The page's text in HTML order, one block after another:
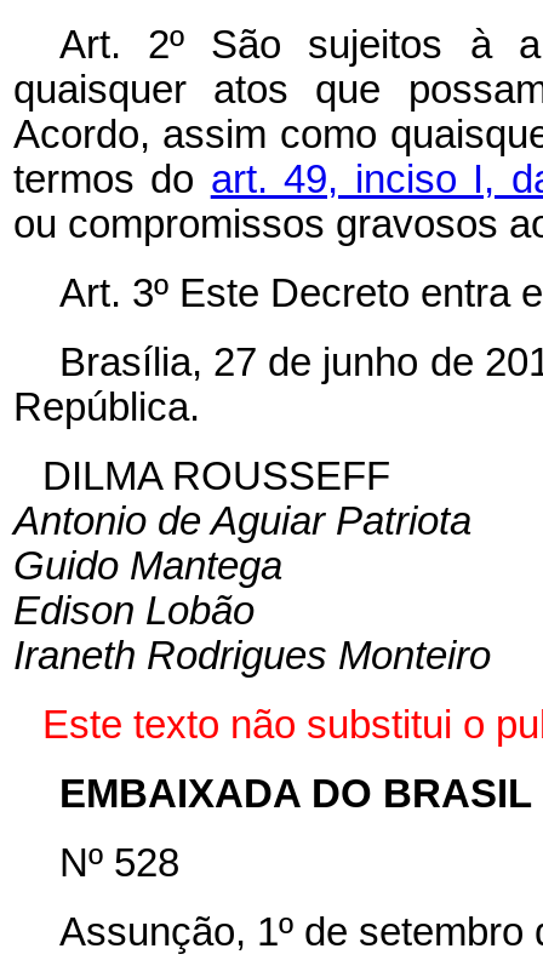
Art. 2º São sujeitos à
quaisquer atos que
Acordo, assim como
termos do art. 49, inciso I,
ou compromissos gravosos
Art. 3º Este Decreto entra
Brasília, 27 de junho de
República.
DILMA ROUSSEFF
Antonio de Aguiar Patriota
Guido Mantega
Edison Lobão
Iraneth Rodrigues Monteiro
Este texto não substitui o
EMBAIXADA DO
Nº 528
Assunção, 1º de setembro